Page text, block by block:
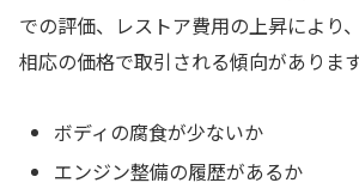
での評価、レストア費用の上昇により
相応の価格で取引される傾向があります
ボディの腐食が少ないか
エンジン整備の履歴があるか